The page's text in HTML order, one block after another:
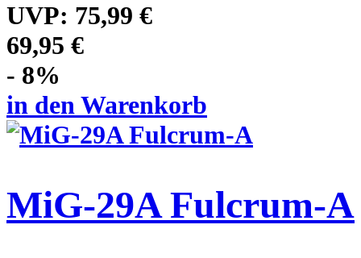
UVP: 75,99 €
69,95 €
- 8%
in den Warenkorb
MiG-29A Fulcrum-A